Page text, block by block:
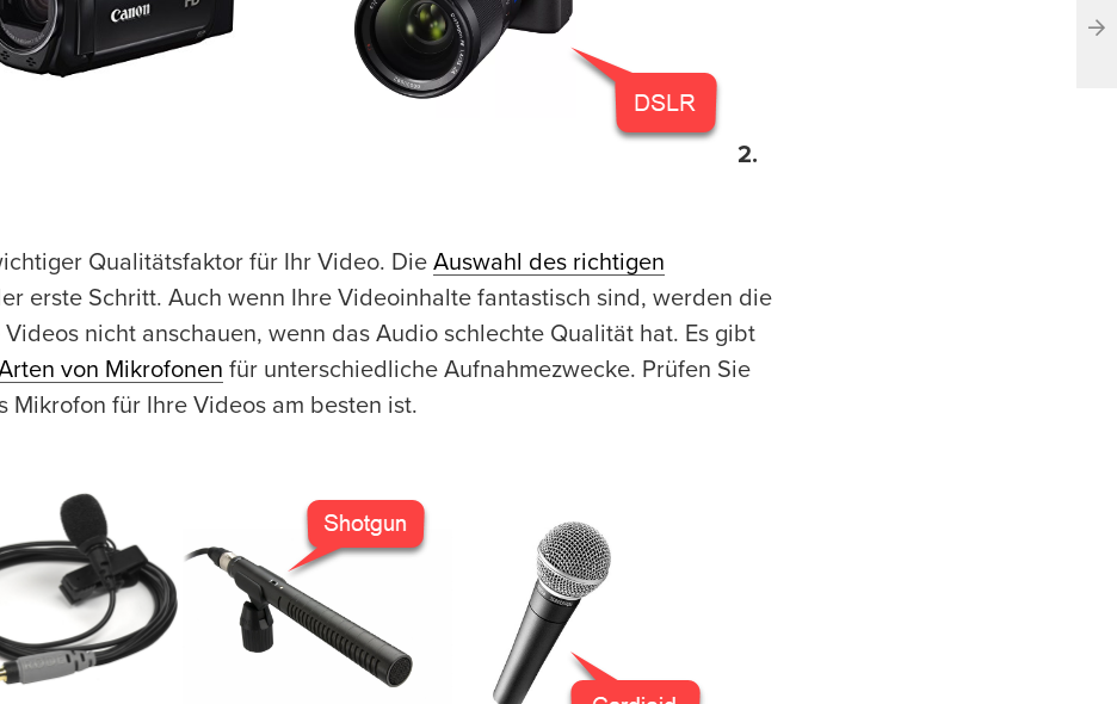
2.
Qualitätsfaktor für Ihr Video. Die Auswahl des richtigen
erste Schritt. Auch wenn Ihre Videoinhalte fantastisch sind, werden die
nicht anschauen, wenn das Audio schlechte Qualität hat. Es gibt
von Mikrofonen für unterschiedliche Aufnahmezwecke. Prüfen Sie
Mikrofon für Ihre Videos am besten ist.